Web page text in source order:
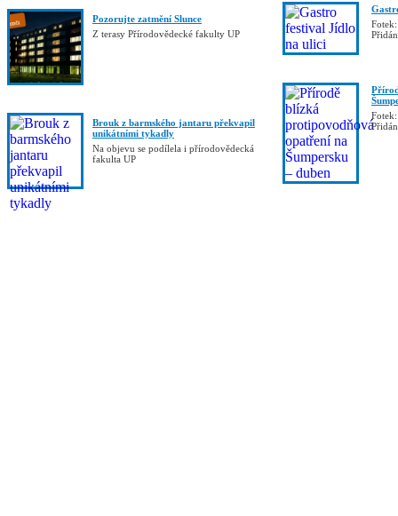
Pozorujte zatmění Slunce
Z terasy Přírodovědecké fakulty UP
Brouk z barmského jantaru překvapil
unikátními tykadly
Na objevu se podílela i přírodovědecká
fakulta UP